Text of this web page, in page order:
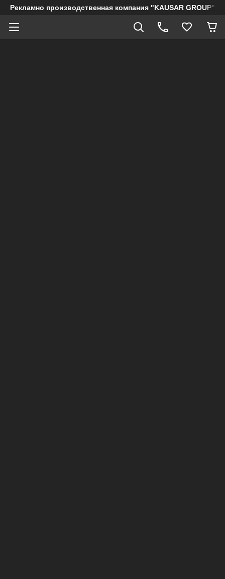
Рекламно производственная компания "KAUSAR GROUP"